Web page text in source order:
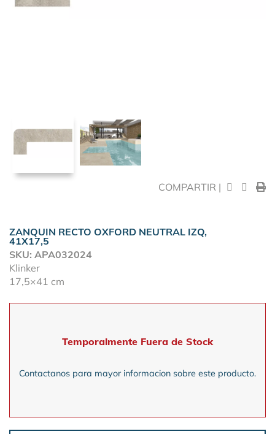
COMPARTIR |
ZANQUIN RECTO OXFORD NEUTRAL IZQ,
41X17,5
SKU: APA032024
Klinker
17,5×41 cm
Temporalmente Fuera de Stock
Contactanos para mayor informacion sobre este producto.